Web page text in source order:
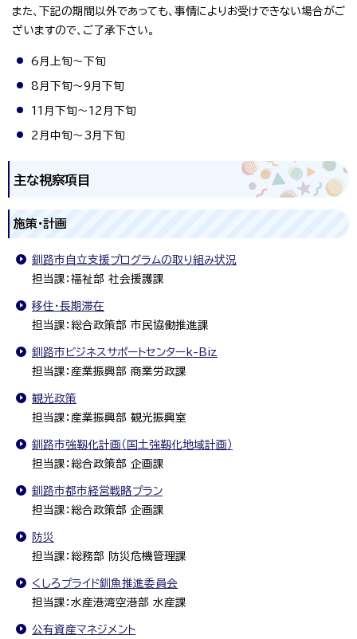
また、下記の期間以外であっても、事情によりお受けできない場合がご
ざいますので、ご了承下さい。
6月上旬～下旬
8月下旬～9月下旬
11月下旬～12月下旬
2月中旬～3月下旬
主な視察項目
施策・計画
釧路市自立支援プログラムの取り組み状況
担当課：福祉部 社会援護課
移住・長期滞在
担当課：総合政策部 市民協働推進課
釧路市ビジネスサポートセンターk-Biz
担当課：産業振興部 商業労政課
観光政策
担当課：産業振興部 観光振興室
釧路市強靱化計画（国土強靱化地域計画）
担当課：総合政策部 企画課
釧路市都市経営戦略プラン
担当課：総合政策部 企画課
防災
担当課：総務部 防災危機管理課
くしろプライド釧魚推進委員会
担当課：水産港湾空港部 水産課
公有資産マネジメント